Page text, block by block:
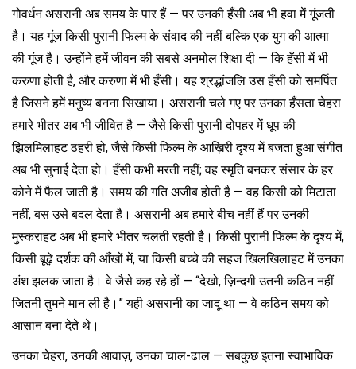
गोवर्धन असरानी अब समय के पार हैं — पर उनकी हँसी अब भी हवा में गूंजती
है। यह गूंज किसी पुरानी फिल्म के संवाद की नहीं बल्कि एक युग की आत्मा
की गूंज है। उन्होंने हमें जीवन की सबसे अनमोल शिक्षा दी — कि हँसी में भी
करुणा होती है, और करुणा में भी हँसी। यह श्रद्धांजलि उस हँसी को समर्पित
है जिसने हमें मनुष्य बनना सिखाया। असरानी चले गए पर उनका हँसता चेहरा
हमारे भीतर अब भी जीवित है — जैसे किसी पुरानी दोपहर में धूप की
झिलमिलाहट ठहरी हो, जैसे किसी फिल्म के आख़िरी दृश्य में बजता हुआ संगीत
अब भी सुनाई देता हो। हँसी कभी मरती नहीं; वह स्मृति बनकर संसार के हर
कोने में फैल जाती है। समय की गति अजीब होती है — वह किसी को मिटाता
नहीं, बस उसे बदल देता है। असरानी अब हमारे बीच नहीं हैं पर उनकी
मुस्कराहट अब भी हमारे भीतर चलती रहती है। किसी पुरानी फिल्म के दृश्य में,
किसी बूढ़े दर्शक की आँखों में, या किसी बच्चे की सहज खिलखिलाहट में उनका
अंश झलक जाता है। वे जैसे कह रहे हों — “देखो, ज़िन्दगी उतनी कठिन नहीं
जितनी तुमने मान ली है।” यही असरानी का जादू था — वे कठिन समय को
आसान बना देते थे।
उनका चेहरा, उनकी आवाज़, उनका चाल-ढाल — सबकुछ इतना स्वाभाविक